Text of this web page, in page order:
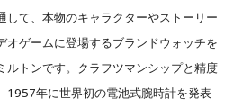
して、本物のキャラクターやストーリー
オゲームに登場するブランドウォッチを
ルトンです。クラフツマンシップと精度
1957年に世界初の電池式腕時計を発表